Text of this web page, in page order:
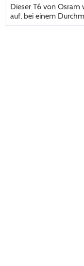
Dieser T6 von Osram
auf, bei einem